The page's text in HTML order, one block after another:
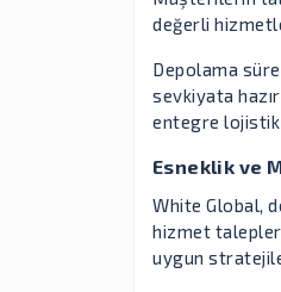
değerli
Depolama
sevkiyata
entegre lojistik
Esneklik ve
White Global,
hizmet
uygun